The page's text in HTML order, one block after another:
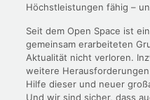
Höchstleistungen fähig –
Seit dem Open Space ist
gemeinsam erarbeiteten
Aktualität nicht verloren.
weitere
Hilfe dieser und neuer
Und wir sind sicher, dass